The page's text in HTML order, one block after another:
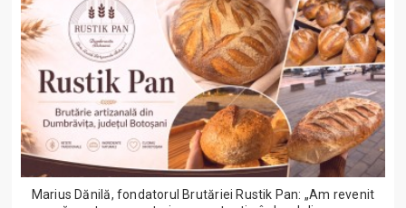
Marius Dănilă, fondatorul Brutăriei Rustik Pan: „Am revenit